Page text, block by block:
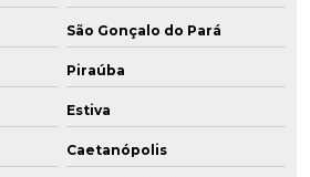
São Gonçalo do Pará
Piraúba
Estiva
Caetanópolis